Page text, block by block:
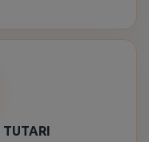
TUTARI